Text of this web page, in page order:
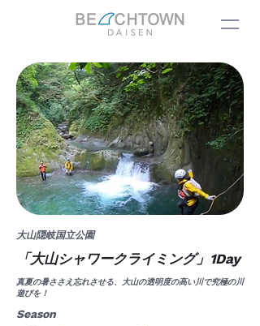
大山隠岐国立公園
「大山シャワークライミング」1Day
真夏の暑ささえ忘れさせる、大山の透明度の高い川で究極の川
遊びを！
Season